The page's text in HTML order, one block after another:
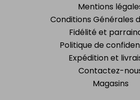
Mentions
Conditions Générales
Fidélité et
Politique de
Expédition et
Contactez-
Magasins